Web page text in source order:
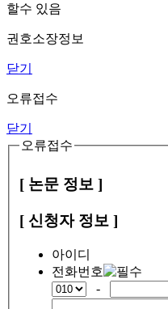
할수 있음
권호소장정보
닫기
오류접수
닫기
오류접수
[ 논문 정보 ]
[ 신청자 정보 ]
아이디
전화번호
-